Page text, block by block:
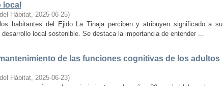
Hábitat, 2025-06-25)
habitantes del Ejido La Tinaja perciben y atribuyen significado a su
local sostenible. Se destaca la importancia de entender ...
de las funciones cognitivas de los adultos
Hábitat, 2025-06-23)